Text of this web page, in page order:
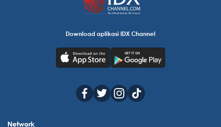
Download aplikasi IDX Channel
Network